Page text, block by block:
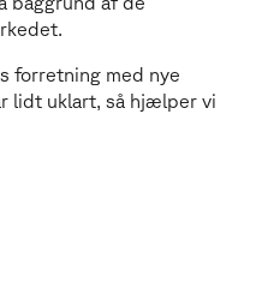
forretning med nye
lidt uklart, så hjælper vi